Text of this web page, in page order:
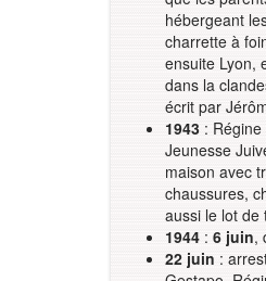
hébergeant
charrette à
ensuite Lyon,
dans la
écrit par
1943 :
Jeunesse
maison avec
chaussures,
aussi le lot de
1944 : 6 juin,
22 juin :